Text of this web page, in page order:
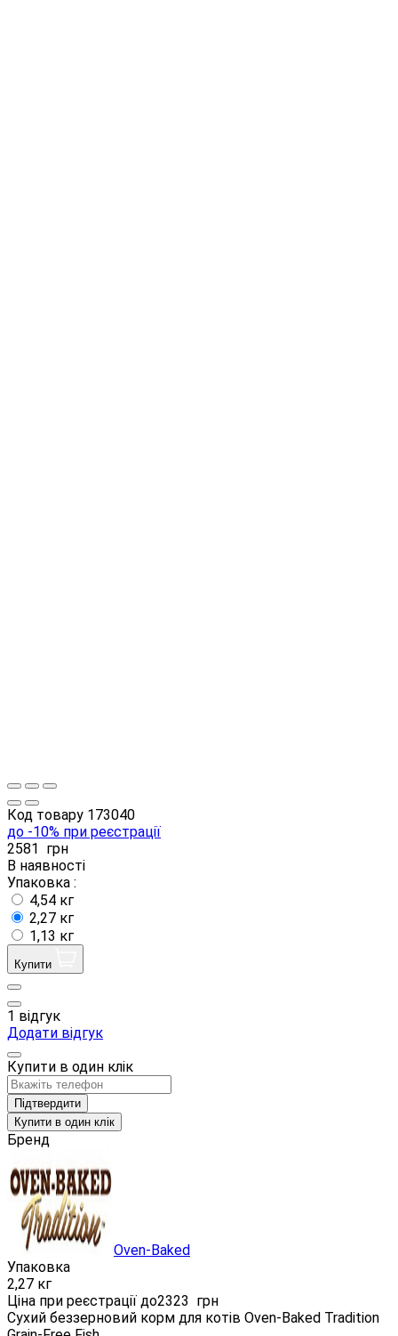
Код товару 173040
до -10% при реєстрації
2581
грн
В наявності
Упаковка :
4,54 кг
2,27 кг
1,13 кг
Купити
1 відгук
Додати відгук
Купити в один клік
Підтвердити
Купити в один клік
Бренд
Oven-Baked
Упаковка
2,27 кг
Ціна при реєстрації до2323 грн
Сухий беззерновий корм для котів Oven-Baked Tradition